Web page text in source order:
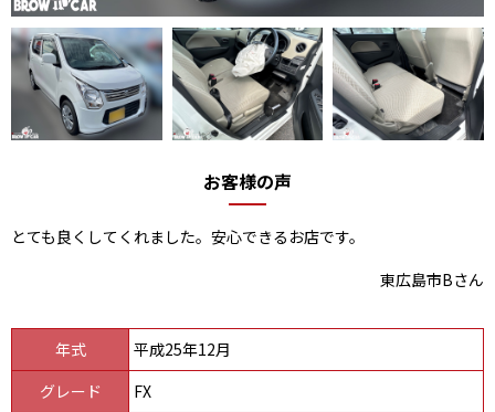
お客様の声
とても良くしてくれました。安心できるお店です。
東広島市Bさん
年式
平成25年12月
グレード
FX